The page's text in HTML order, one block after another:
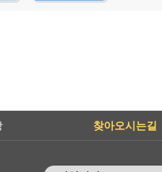
찾아오시는길